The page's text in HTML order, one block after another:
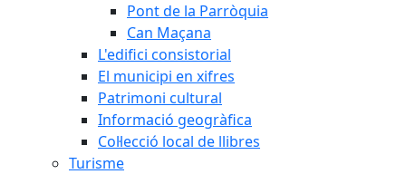
Pont de la Parròquia
Can Maçana
L'edifici consistorial
El municipi en xifres
Patrimoni cultural
Informació geogràfica
Col·lecció local de llibres
Turisme